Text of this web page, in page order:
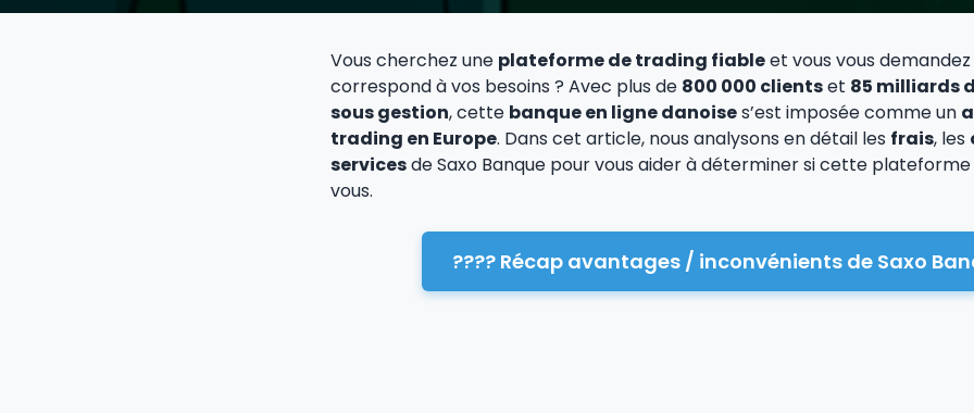
Vous cherchez une plateforme de trading fiableet vous vous
correspond à vos besoins ? Avec plus de 800 000 clientset 85 milliards
sous gestion, cette banque en ligne danoises’est imposée comme un
trading en Europe. Dans cet article, nous analysons en détail les frais, les
servicesde Saxo Banque pour vous aider à déterminer si cette
vous.
???? Récap avantages / inconvénients de Saxo